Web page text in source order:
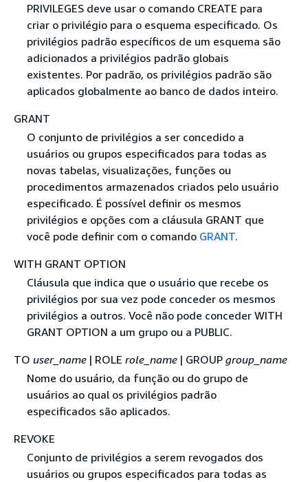
PRIVILEGES deve usar o comando CREATE para
criar o privilégio para o esquema especificado. Os
privilégios padrão específicos de um esquema são
adicionados a privilégios padrão globais
existentes. Por padrão, os privilégios padrão são
aplicados globalmente ao banco de dados inteiro.
GRANT
O conjunto de privilégios a ser concedido a
usuários ou grupos especificados para todas as
novas tabelas, visualizações, funções ou
procedimentos armazenados criados pelo usuário
especificado. É possível definir os mesmos
privilégios e opções com a cláusula GRANT que
você pode definir com o comando GRANT.
WITH GRANT OPTION
Cláusula que indica que o usuário que recebe os
privilégios por sua vez pode conceder os mesmos
privilégios a outros. Você não pode conceder WITH
GRANT OPTION a um grupo ou a PUBLIC.
TO user_name | ROLE role_name | GROUP group_name
Nome do usuário, da função ou do grupo de
usuários ao qual os privilégios padrão
especificados são aplicados.
REVOKE
Conjunto de privilégios a serem revogados dos
usuários ou grupos especificados para todas as